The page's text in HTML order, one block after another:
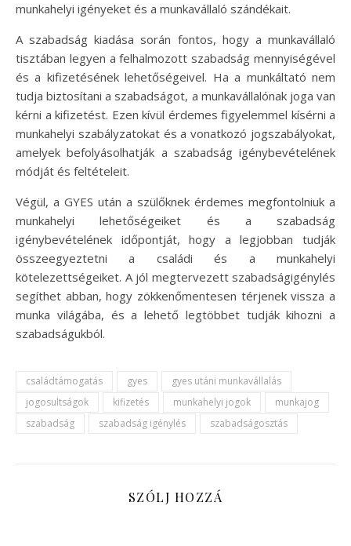
munkahelyi igényeket és a munkavállaló szándékait.
A szabadság kiadása során fontos, hogy a munkavállaló
tisztában legyen a felhalmozott szabadság mennyiségével
és a kifizetésének lehetőségeivel. Ha a munkáltató nem
tudja biztosítani a szabadságot, a munkavállalónak joga van
kérni a kifizetést. Ezen kívül érdemes figyelemmel kísérni a
munkahelyi szabályzatokat és a vonatkozó jogszabályokat,
amelyek befolyásolhatják a szabadság igénybevételének
módját és feltételeit.
Végül, a GYES után a szülőknek érdemes megfontolniuk a
munkahelyi lehetőségeiket és a szabadság
igénybevételének időpontját, hogy a legjobban tudják
összeegyeztetni a családi és a munkahelyi
kötelezettségeiket. A jól megtervezett szabadságigénylés
segíthet abban, hogy zökkenőmentesen térjenek vissza a
munka világába, és a lehető legtöbbet tudják kihozni a
szabadságukból.
családtámogatás gyes
gyes utáni munkavállalás
jogosultságok
kifizetés munkahelyi jogok
munkajog
szabadság
szabadság igénylés szabadságosztás
SZÓLJ HOZZÁ